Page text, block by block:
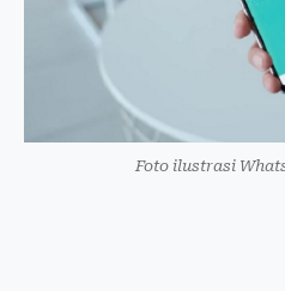
Foto ilustrasi